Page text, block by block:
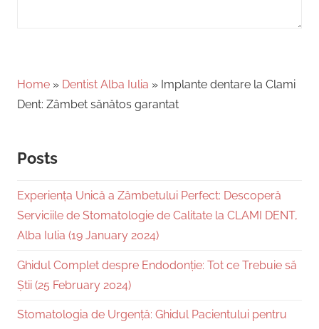
Home » Dentist Alba Iulia » Implante dentare la Clami
Dent: Zâmbet sănătos garantat
Posts
Experiența Unică a Zâmbetului Perfect: Descoperă
Serviciile de Stomatologie de Calitate la CLAMI DENT,
Alba Iulia (19 January 2024)
Ghidul Complet despre Endodonție: Tot ce Trebuie să
Știi (25 February 2024)
Stomatologia de Urgență: Ghidul Pacientului pentru